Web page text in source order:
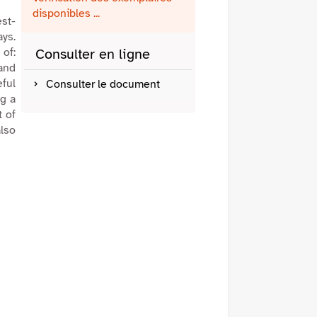
a
of
disponibles ...
Consulter en ligne
Consulter le document